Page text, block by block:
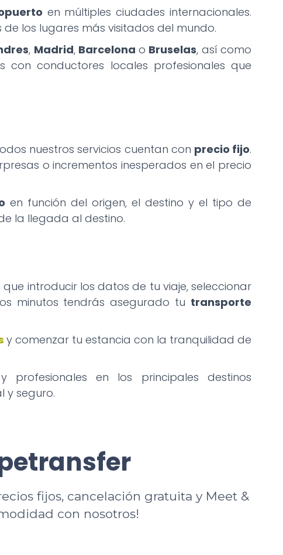
en múltiples ciudades internacionales.
los lugares más visitados del mundo.
, Madrid, Barcelona o Bruselas, así como
con conductores locales profesionales que
nuestros servicios cuentan con precio fijo.
o incrementos inesperados en el precio
en función del origen, el destino y el tipo de
la llegada al destino.
introducir los datos de tu viaje, seleccionar
minutos tendrás asegurado tu transporte
y comenzar tu estancia con la tranquilidad de
profesionales en los principales destinos
y seguro.
fijos, cancelación gratuita y Meet &
con nosotros!